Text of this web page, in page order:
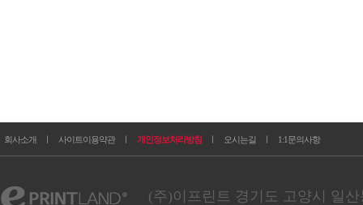
회사소개 ㅣ 사이트이용약관 ㅣ 개인정보처리방침 ㅣ 오시는길 ㅣ 1:1문의사항
(주)이프린트 경기도 고양시 일